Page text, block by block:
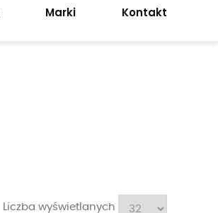
Marki Kontakt
Liczba wyświetlanych